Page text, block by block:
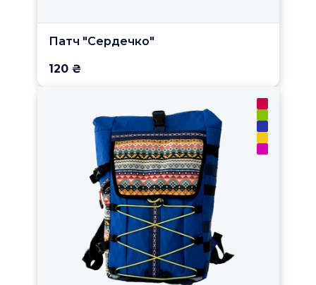
Патч "Сердечко"
120 ₴